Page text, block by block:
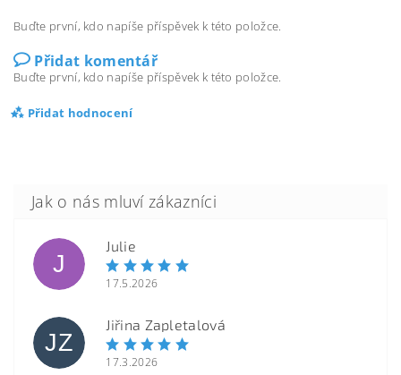
Buďte první, kdo napíše příspěvek k této položce.
Přidat komentář
Buďte první, kdo napíše příspěvek k této položce.
Přidat hodnocení
J
Julie
17.5.2026
JZ
Jiřina Zapletalová
17.3.2026